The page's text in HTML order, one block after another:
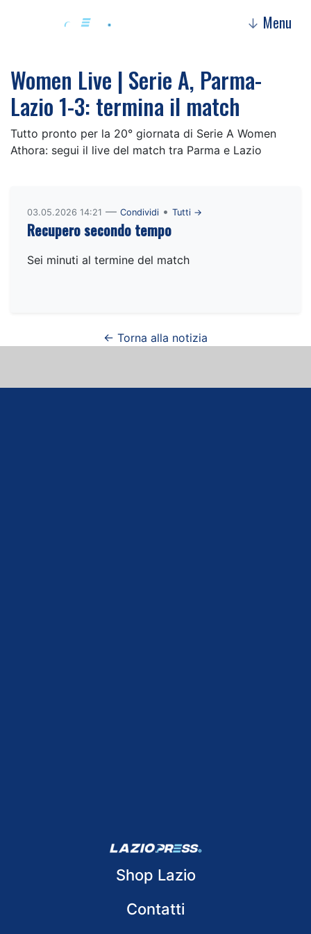
↓ Menu
Women Live | Serie A, Parma-
Lazio 1-3: termina il match
Tutto pronto per la 20° giornata di Serie A Women
Athora: segui il live del match tra Parma e Lazio
03.05.2026 14:21 — Condividi • Tutti →
Recupero secondo tempo
Sei minuti al termine del match
← Torna alla notizia
Shop Lazio
Contatti